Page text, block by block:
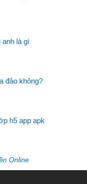
anh là gì
đảo không?
h5 app apk
Online